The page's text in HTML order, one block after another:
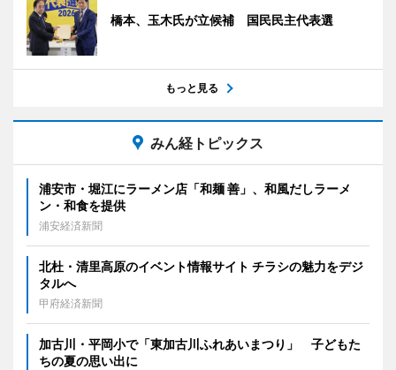
橋本、玉木氏が立候補 国民民主代表選
もっと見る
みん経トピックス
浦安市・堀江にラーメン店「和麺 善」、和風だしラーメ
ン・和食を提供
浦安経済新聞
北杜・清里高原のイベント情報サイト チラシの魅力をデジ
タルへ
甲府経済新聞
加古川・平岡小で「東加古川ふれあいまつり」 子どもた
ちの夏の思い出に